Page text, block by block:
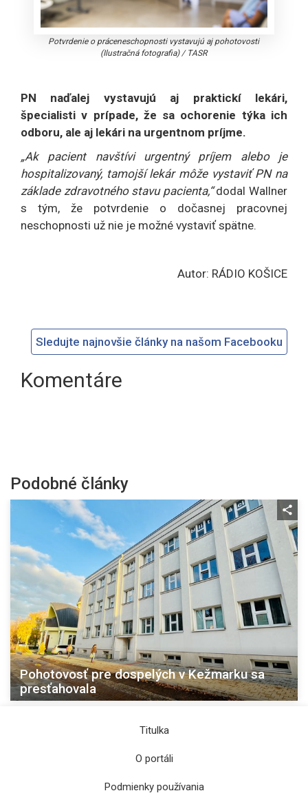
Potvrdenie o práceneschopnosti vystavujú aj pohotovosti
(Ilustračná fotografia)/ TASR
PN naďalej vystavujú aj praktickí lekári,
špecialisti v prípade, že sa ochorenie týka ich
odboru, ale aj lekári na urgentnom príjme.
„Ak pacient navštívi urgentný príjem alebo je
hospitalizovaný, tamojší lekár môže vystaviť PN na
základe zdravotného stavu pacienta,“dodal Wallner
s tým, že potvrdenie o dočasnej pracovnej
neschopnosti už nie je možné vystaviť spätne.
Autor: RÁDIO KOŠICE
Sledujte najnovšie články na našom Facebooku
Komentáre
Podobné články
Pohotovosť pre dospelých v Kežmarku sa
presťahovala
Titulka
O portáli
Podmienky používania